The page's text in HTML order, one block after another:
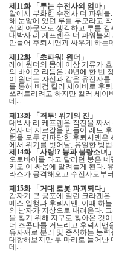
제11화 「루는 수전사의 엄마」
알에서 부화한 수전사 더 파워블.
해 눈앞에 있던 루를 부모라고
신의 아군으로 생각하고 루를 감
대박사 리 케프렌은 더 파워블
만들어 후뢰시맨과 싸우게 하는
제12화 「초파워! 원더 」
레이 원더의 몸에 이상 기류가
의 바이오 리듬은 50년에 한 번
이 원더는 자신과 같은 유전자
를 통해 비검 킬러 세이버로 후
쓰러트리려고 하지만 킬러 세이
데….
제13화 「격투! 위기의 진 」
대박사 리 케프렌은 작전을 짜
전사 더 지르갈을 만들어 레드
턴을 모두 간파당한 후뢰시맨은
에서 위기를 벗어날, 유일한 방
제14화 「사랑!? 붕과 불량소녀
오토바이를 타고 달리던 붕은
키도 이 싸움에 말려들게 된다.
라스가 공격해오고 수전사로부
제15화 「거대 로봇 파괴되다」
갑자기 큰 공포에 질린 크라겐
메스 일행과 후뢰시맨. 이때 하
의 남자가 지상으로 내려온다.
을 찾기 위해 지구로 찾아온 것
더 즈콘다를 거느리고 후뢰시맨
유자재로 분리 및 증식하는 능
대항해보지만 두 마리로 늘어난
데….